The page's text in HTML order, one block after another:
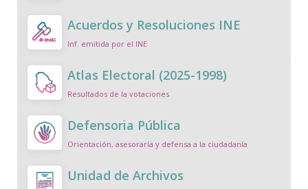
Acuerdos y Resoluciones INE
Inf. emitida por el INE
Atlas Electoral (2025-1998)
Resultados de la votaciones
Defensoria Pública
Orientación, asesoraría y defensa a la ciudadanía
Unidad de Archivos